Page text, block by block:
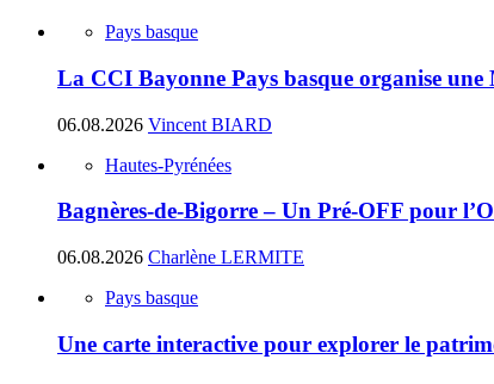
Pays basque
La CCI Bayonne Pays basque organise une
06.08.2026 Vincent BIARD
Hautes-Pyrénées
Bagnères-de-Bigorre – Un Pré-OFF pour
06.08.2026 Charlène LERMITE
Pays basque
Une carte interactive pour explorer le